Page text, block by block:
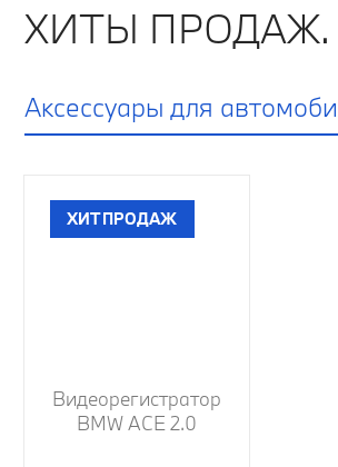
ХИТЫ ПРОДАЖ.
Аксессуары для
ХИТ ПРОДАЖ
Видеорегистратор
BMW ACE 2.0